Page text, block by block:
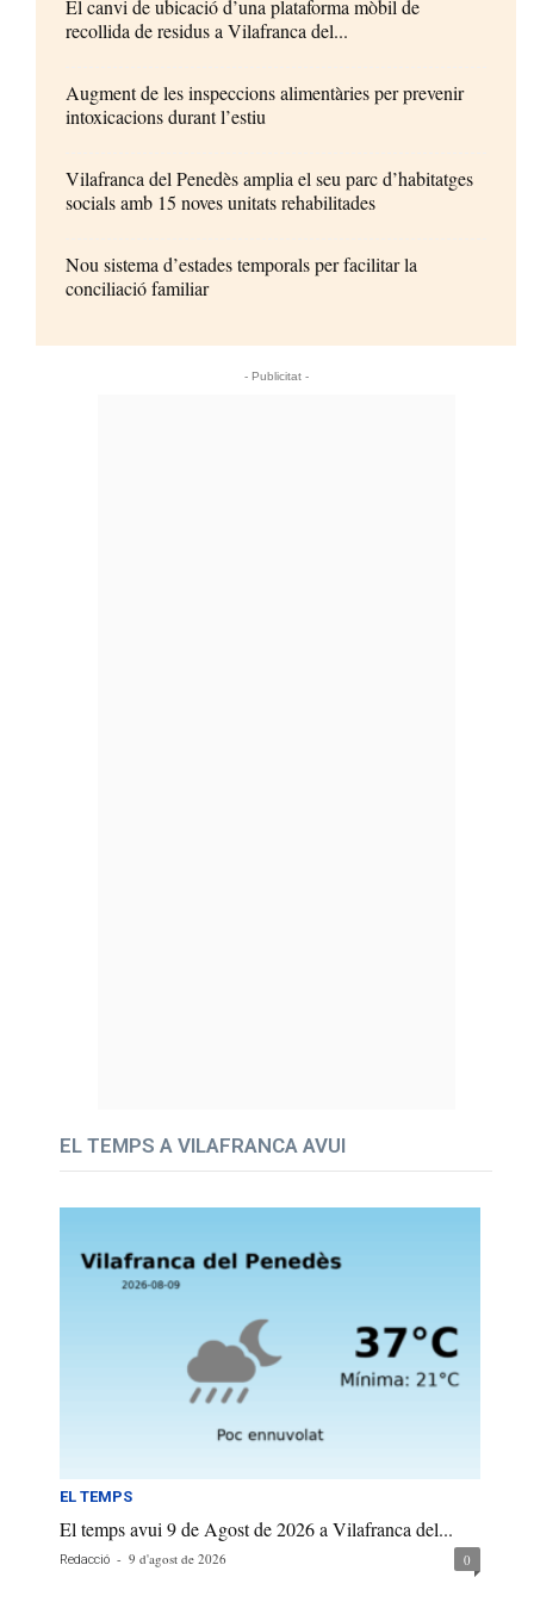
El canvi de ubicació d’una plataforma mòbil de
recollida de residus a Vilafranca del...
Augment de les inspeccions alimentàries per prevenir
intoxicacions durant l’estiu
Vilafranca del Penedès amplia el seu parc d’habitatges
socials amb 15 noves unitats rehabilitades
Nou sistema d’estades temporals per facilitar la
conciliació familiar
- Publicitat -
EL TEMPS A VILAFRANCA AVUI
EL TEMPS
El temps avui 9 de Agost de 2026 a Vilafranca del...
Redacció - 9 d'agost de 2026 0